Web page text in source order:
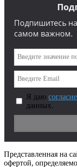
Подпишитесь
самом важном.
Я даю согласие
данных.
Представленная на
офертой,